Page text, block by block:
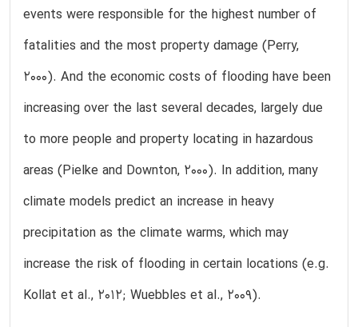
events were responsible for the highest number of
fatalities and the most property damage (Perry,
2000). And the economic costs of flooding have been
increasing over the last several decades, largely due
to more people and property locating in hazardous
areas (Pielke and Downton, 2000). In addition, many
climate models predict an increase in heavy
precipitation as the climate warms, which may
increase the risk of flooding in certain locations (e.g.
Kollat et al., 2012; Wuebbles et al., 2009).